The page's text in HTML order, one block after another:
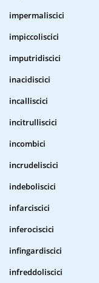
impermaliscici
impiccoliscici
imputridiscici
inacidiscici
incalliscici
incitrulliscici
incombici
incrudeliscici
indeboliscici
infarciscici
inferociscici
infingardiscici
infreddoliscici